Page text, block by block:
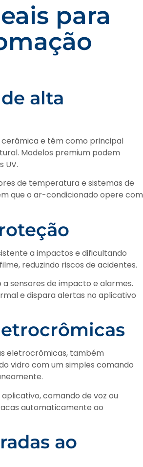
para
alta
cerâmica e têm como principal
Modelos premium podem
UV.
de temperatura e sistemas de
que o ar-condicionado opere com
a impactos e dificultando
reduzindo riscos de acidentes.
sensores de impacto e alarmes.
e dispara alertas no aplicativo
eletrocrômicas, também
vidro com um simples comando
comando de voz ou
automaticamente ao
ao